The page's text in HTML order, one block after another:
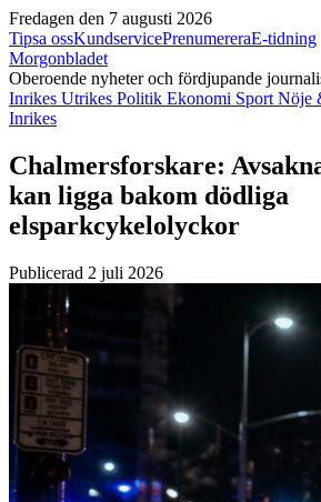
Fredagen den 7 augusti 2026
Tipsa ossKundservicePrenumereraE-tidning
Morgonbladet
Oberoende nyheter och fördjupande
Inrikes Utrikes Politik Ekonomi Sport Nöje
Inrikes
Chalmersforskare:
kan ligga bakom dödliga
elsparkcykelolyckor
Publicerad 2 juli 2026